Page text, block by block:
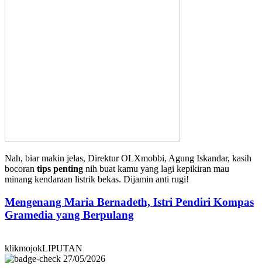
Nah, biar makin jelas, Direktur OLXmobbi, Agung Iskandar, kasih
bocoran tips penting nih buat kamu yang lagi kepikiran mau
minang kendaraan listrik bekas. Dijamin anti rugi!
Mengenang Maria Bernadeth, Istri Pendiri Kompas
Gramedia yang Berpulang
klikmojokLIPUTAN
27/05/2026